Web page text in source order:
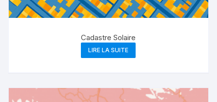
Cadastre Solaire
LIRE LA SUITE